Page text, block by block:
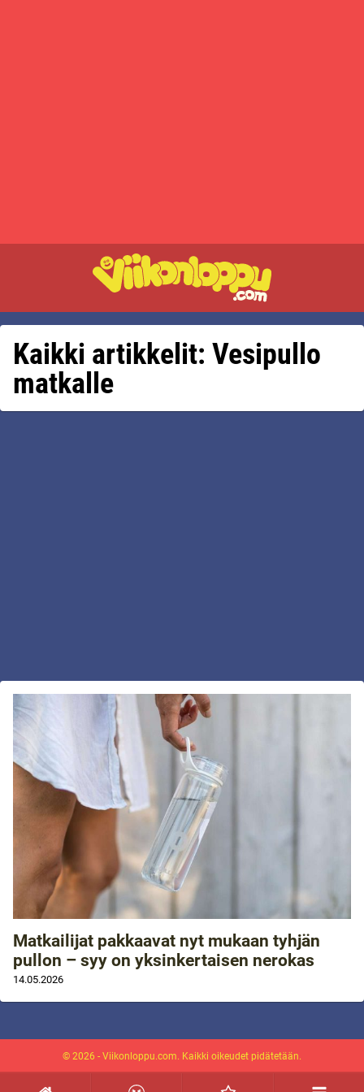
Kaikki artikkelit: Vesipullo
matkalle
Matkailijat pakkaavat nyt mukaan tyhjän
pullon – syy on yksinkertaisen nerokas
14.05.2026
© 2026 - Viikonloppu.com. Kaikki oikeudet pidätetään.